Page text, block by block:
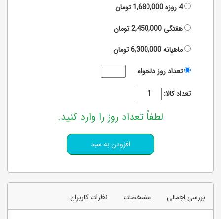
4 روزه
1,680,000تومان
هفتگی2,450,000تومان
ماهیانه6,300,000تومان
تعداد روز دلخواه
تعداد کالا:
لطفاً تعداد روز را وارد کنید.
بررسی اجمالی مشخصات نظرات کاربران